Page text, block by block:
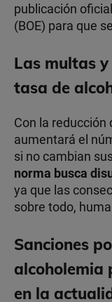
publicación
(BOE) para que
Las multas
tasa de
Con la reducción
aumentará el
si no cambian
norma busca
ya que las
sobre todo,
Sanciones
alcoholemia
en la